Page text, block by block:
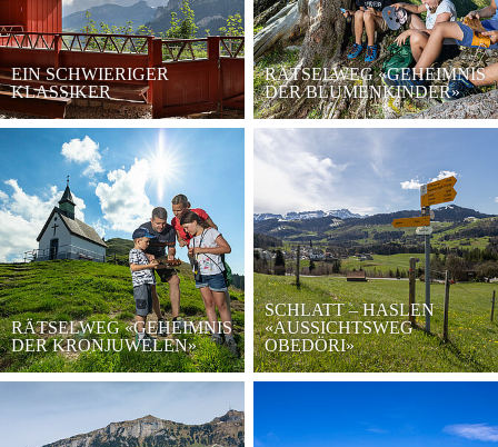
EIN SCHWIERIGER
KLASSIKER
RÄTSELWEG «GEHEIMNIS
DER BLUMENKINDER»
RÄTSELWEG «GEHEIMNIS
DER KRONJUWELEN»
SCHLATT – HASLEN
«AUSSICHTSWEG
OBEDÖRI»